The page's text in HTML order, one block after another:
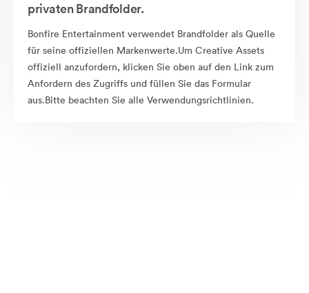
privaten Brandfolder.
Bonfire Entertainment verwendet Brandfolder als Quelle
für seine offiziellen Markenwerte.Um Creative Assets
offiziell anzufordern, klicken Sie oben auf den Link zum
Anfordern des Zugriffs und füllen Sie das Formular
aus.Bitte beachten Sie alle Verwendungsrichtlinien.